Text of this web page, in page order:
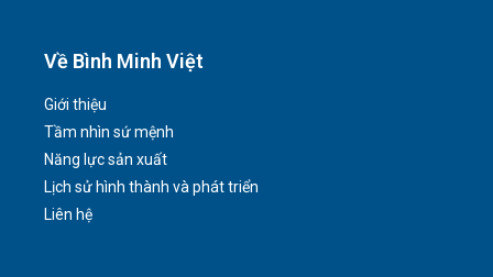
Về Bình Minh Việt
Giới thiệu
Tầm nhìn sứ mệnh
Năng lực sản xuất
Lịch sử hình thành và phát triển
Liên hệ